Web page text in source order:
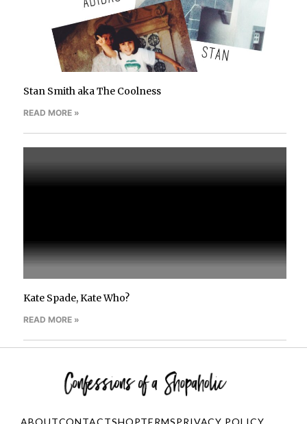
Stan Smith aka The Coolness
READ MORE »
Kate Spade, Kate Who?
READ MORE »
ABOUTCONTACTSHOPTERMSPRIVACY POLICY